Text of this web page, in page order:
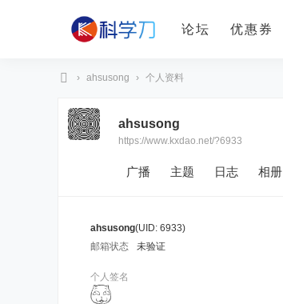
论坛 优惠券
学
› ahsusong › 个人资料
ahsusong
https://www.kxdao.net/?6933
广播 主题 日志 相册
ahsusong(UID: 6933)
邮箱状态
未验证
个人签名